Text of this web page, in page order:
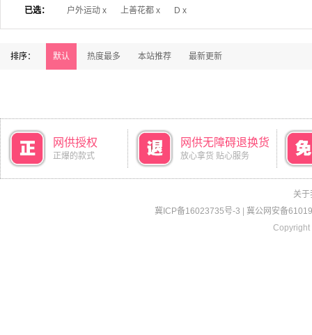
已选： 户外运动 x 上善花都 x D x
排序： 默认 热度最多 本站推荐 最新更新
网供授权
正爆的款式
网供无障碍退换货
放心拿货 贴心服务
关于
冀ICP备16023735号-3
冀公网安备